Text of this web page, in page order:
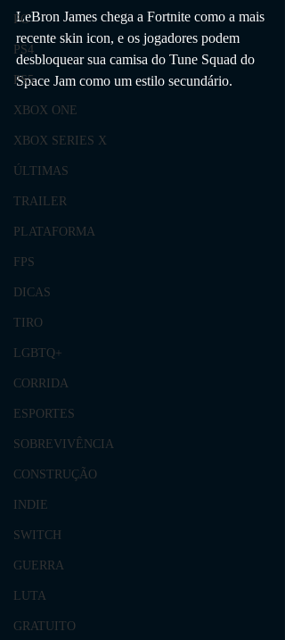
PC
PS4
PS5
XBOX ONE
XBOX SERIES X
ÚLTIMAS
TRAILER
PLATAFORMA
FPS
DICAS
TIRO
LGBTQ+
CORRIDA
ESPORTES
SOBREVIVÊNCIA
CONSTRUÇÃO
INDIE
SWITCH
GUERRA
LUTA
GRATUITO
LeBron James chega a Fortnite como a mais
recente skin icon, e os jogadores podem
desbloquear sua camisa do Tune Squad do
Space Jam como um estilo secundário.